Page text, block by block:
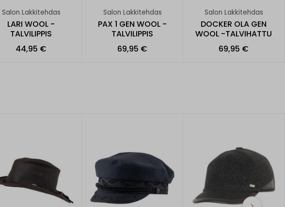
Salon Lakkitehdas
LARI WOOL -
TALVILIPPIS
44,95 €
Salon Lakkitehdas
PAX 1 GEN WOOL -
TALVILIPPIS
69,95 €
Salon Lakkitehdas
DOCKER OLA GEN
WOOL -TALVIHATTU
69,95 €